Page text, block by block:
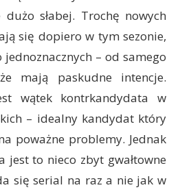
słabej. Trochę nowych
się dopiero w tym sezonie,
– od samego
mają paskudne intencje.
wątek kontrkandydata w
– idealny kandydat który
poważne problemy. Jednak
jest to nieco zbyt gwałtowne
się serial na raz a nie jak w